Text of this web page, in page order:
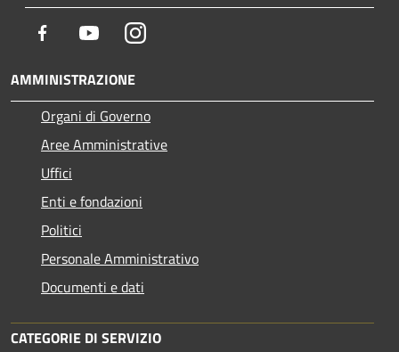
Facebook YoutubeInstagram
AMMINISTRAZIONE
Organi di Governo
Aree Amministrative
Uffici
Enti e fondazioni
Politici
Personale Amministrativo
Documenti e dati
CATEGORIE DI SERVIZIO